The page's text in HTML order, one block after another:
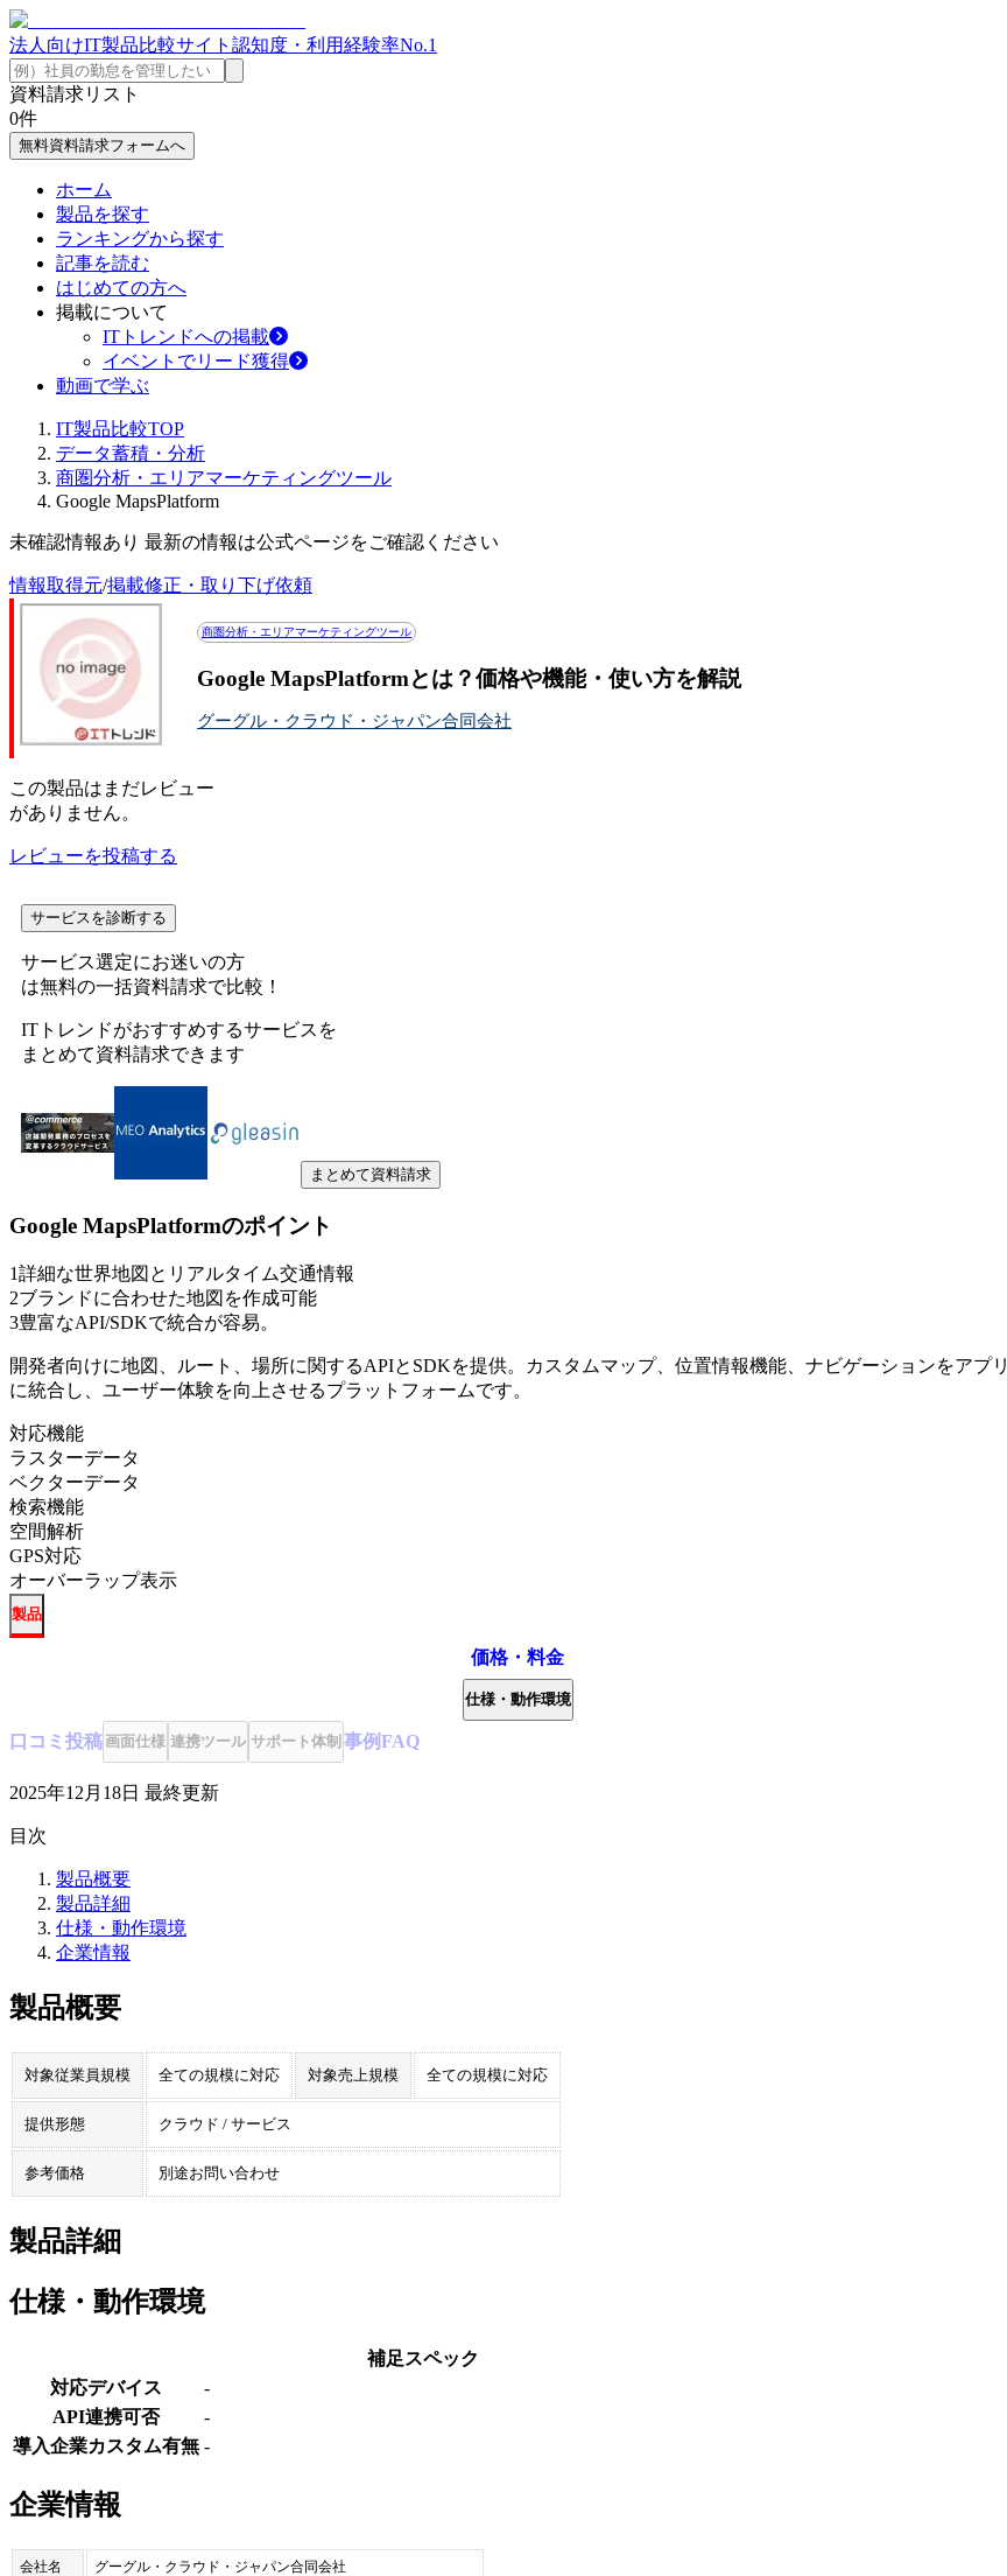
法人向けIT製品比較サイト 認知度・利用経験率No.1
資料請求リスト
0件
無料資料請求フォームへ
ホーム
製品を探す
ランキングから探す
記事を読む
はじめての方へ
掲載について
ITトレンドへの掲載
イベントでリード獲得
動画で学ぶ
IT製品比較TOP
データ蓄積・分析
商圏分析・エリアマーケティングツール
Google MapsPlatform
未確認情報あり 最新の情報は公式ページをご確認ください
情報取得元/掲載修正・取り下げ依頼
商圏分析・エリアマーケティングツール
Google MapsPlatformとは？価格や機能・使い方を解説
グーグル・クラウド・ジャパン合同会社
この製品はまだレビュー
がありません。
レビューを投稿する
サービスを診断する
サービス選定にお迷いの方
は無料の一括資料請求で比較！
ITトレンドがおすすめするサービスを
まとめて資料請求できます
まとめて資料請求
Google MapsPlatformのポイント
1詳細な世界地図とリアルタイム交通情報
2ブランドに合わせた地図を作成可能
3豊富なAPI/SDKで統合が容易。
開発者向けに地図、ルート、場所に関するAPIとSDKを提供。カスタムマップ、位置情報機能、ナビゲーションをアプリ
に統合し、ユーザー体験を向上させるプラットフォームです。
対応機能
ラスターデータ
ベクターデータ
検索機能
空間解析
GPS対応
オーバーラップ表示
製品
価格・料金
仕様・動作環境
口コミ 投稿画面仕様 連携ツール サポート体制 事例FAQ
2025年12月18日 最終更新
目次
製品概要
製品詳細
仕様・動作環境
企業情報
製品概要
対象従業員規模 全ての規模に対応 対象売上規模 全ての規模に対応
提供形態 クラウド / サービス
参考価格 別途お問い合わせ
製品詳細
仕様・動作環境
補足スペック
対応デバイス
-
API連携可否
-
導入企業カスタム有無 -
企業情報
会社名 グーグル・クラウド・ジャパン合同会社